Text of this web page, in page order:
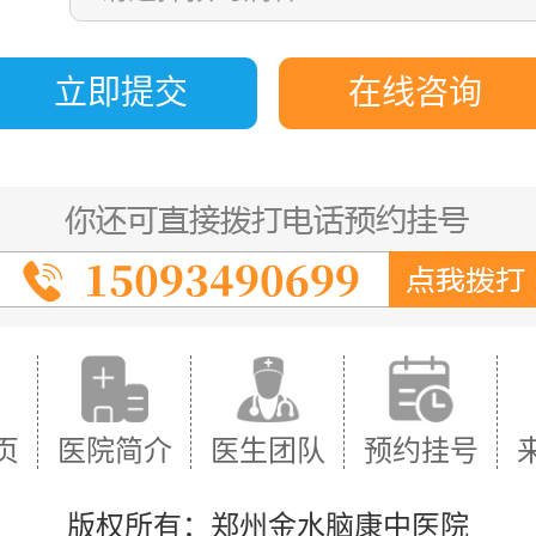
立即提交 在线咨询
医院简介 医生团队 预约挂号
版权所有：郑州金水脑康中医院